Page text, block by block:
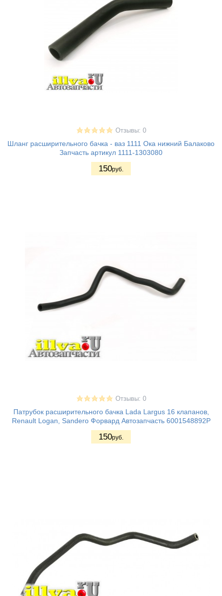
Отзывы: 0
Шланг расширительного бачка - ваз 1111 Ока нижний Балаково
Запчасть артикул 1111-1303080
150руб.
Отзывы: 0
Патрубок расширительного бачка Lada Largus 16 клапанов,
Renault Logan, Sandero Форвард Автозапчасть 6001548892Р
150руб.